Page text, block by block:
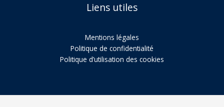
Liens utiles
Mentions légales
Politique de confidentialité
Politique d’utilisation des cookies